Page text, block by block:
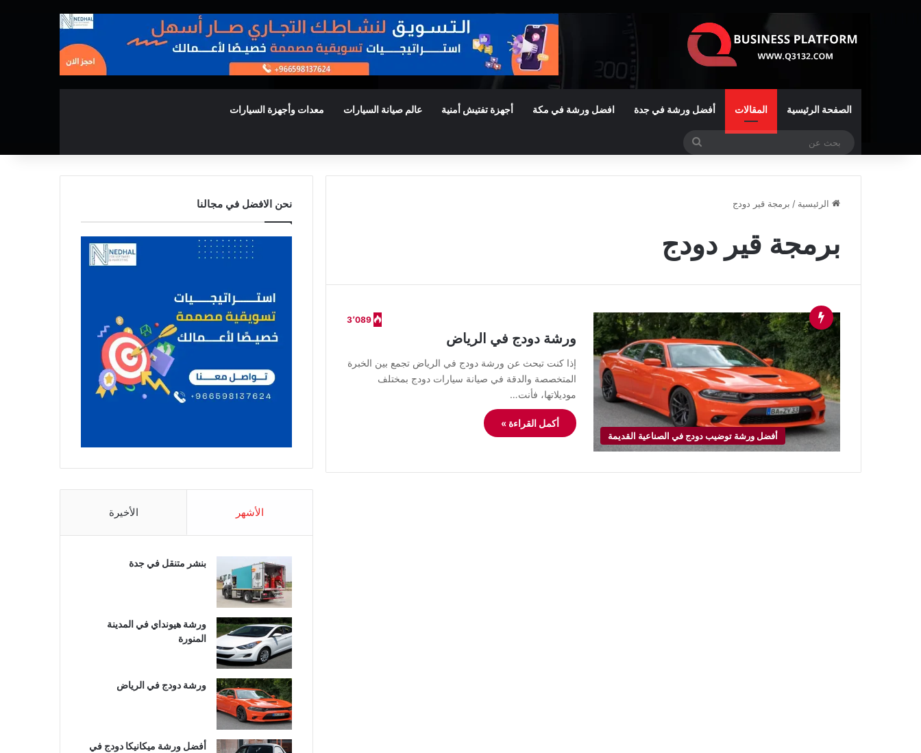
الصفحة الرئيسية المقالات أفضل ورشة في جدة افضل ورشة في مكة أجهزة تفتيش أمنية عالم صيانة السيارات معدات وأجهزة السيارات
الرئيسية / برمجة قير دودج
برمجة قير دودج
أفضل ورشة توضيب دودج في الصناعية القديمة
3٬089
ورشة دودج في الرياض
إذا كنت تبحث عن ورشة دودج في الرياض تجمع بين الخبرة
المتخصصة والدقة في صيانة سيارات دودج بمختلف
موديلاتها، فأنت…
أكمل القراءة »
نحن الافضل في مجالنا
الأشهر الأخيرة
بنشر متنقل في جدة
ورشة هيونداي في المدينة
المنورة
ورشة دودج في الرياض
أفضل ورشة ميكانيكا دودج في